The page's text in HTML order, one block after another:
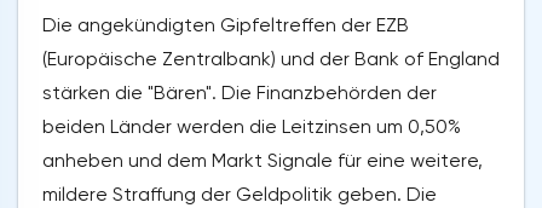
Die angekündigten Gipfeltreffen der EZB
(Europäische Zentralbank) und der Bank of England
stärken die "Bären". Die Finanzbehörden der
beiden Länder werden die Leitzinsen um 0,50%
anheben und dem Markt Signale für eine weitere,
mildere Straffung der Geldpolitik geben. Die